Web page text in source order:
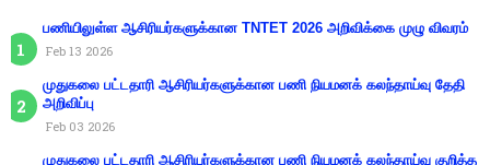
பணியிலுள்ள ஆசிரியர்களுக்கான TNTET 2026 அறிவிக்கை முழு விவரம்
Feb 13 2026
முதுகலை பட்டதாரி ஆசிரியர்களுக்கான பணி நியமனக் கலந்தாய்வு தேதி
அறிவிப்பு
Feb 03 2026
முதுகலை பட்டதாரி ஆசிரியர்களுக்கான பணி நியமனக் கலந்தாய்வு குறித்த